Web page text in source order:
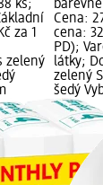
ks;
za 1
zelený
Cena:
cena:
PD);
látky;
zelený
šedý